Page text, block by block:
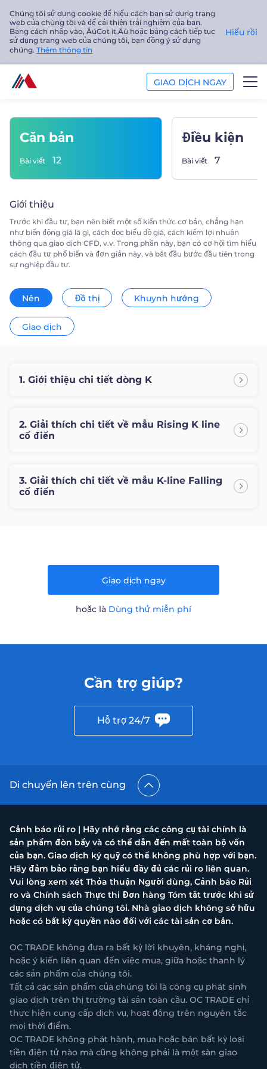
Chúng tôi sử dụng cookie để hiểu cách bạn sử dụng trang
web của chúng tôi và để cải thiện trải nghiệm của bạn.
Bằng cách nhấp vào‚ ÄúGot it‚Äù hoặc bằng cách tiếp tục
sử dụng trang web của chúng tôi, bạn đồng ý sử dụng
chúng. Thêm thông tin
Hiểu rồi
GIAO DỊCH NGAY
GIAO DỊCH
NỀN TẢNG
PHÂN TÍCH
GIÁO DỤC
Công ty
Tiếng Việt
Trader
Căn bản
Bài viết 12
Điều kiện
Bài viết 7
Giới thiệu
Trước khi đầu tư, bạn nên biết một số kiến thức cơ bản, chẳng hạn
như biến động giá là gì, cách đọc biểu đồ giá, cách kiếm lợi nhuận
thông qua giao dịch CFD, v.v. Trong phần này, bạn có cơ hội tìm hiểu
cách đầu tư phổ biến và đơn giản này, và bắt đầu bước đầu tiên trong
sự nghiệp đầu tư.
Nên Đồ thị Khuynh hướng
Giao dịch
1. Giới thiệu chi tiết dòng K
2. Giải thích chi tiết về mẫu Rising K line
cổ điển
3. Giải thích chi tiết về mẫu K-line Falling
cổ điển
Giao dịch ngay
hoặc là Dùng thử miễn phí
Cần trợ giúp?
Hỗ trợ 24/7
Di chuyển lên trên cùng
Cảnh báo rủi ro | Hãy nhớ rằng các công cụ tài chính là
sản phẩm đòn bẩy và có thể dẫn đến mất toàn bộ vốn
của bạn. Giao dịch ký quỹ có thể không phù hợp với bạn.
Hãy đảm bảo rằng bạn hiểu đầy đủ các rủi ro liên quan.
Vui lòng xem xét Thỏa thuận Người dùng, Cảnh báo Rủi
ro và Chính sách Thực thi Đơn hàng Tóm tắt trước khi sử
dụng dịch vụ của chúng tôi. Nhà giao dịch không sở hữu
hoặc có bất kỳ quyền nào đối với các tài sản cơ bản.
OC TRADE không đưa ra bất kỳ lời khuyên, kháng nghị,
hoặc ý kiến liên quan đến việc mua, giữa hoặc thanh lý
các sản phẩm của chúng tôi.
Tất cả các sản phẩm của chúng tôi là công cụ phát sinh
giao dịch trên thị trường tài sản toàn cầu. OC TRADE chỉ
thực hiện cung cấp dịch vụ, hoạt động trên nguyên tắc
mọi thời điểm.
OC TRADE không phát hành, mua hoặc bán bất kỳ loại
tiền điện tử nào mà cũng không phải là một sàn giao
dịch tiền điện tử.